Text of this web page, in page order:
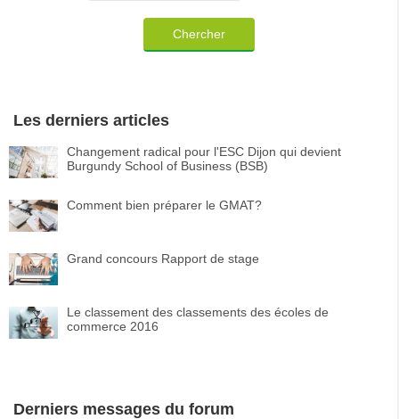
Chercher
Les derniers articles
Changement radical pour l'ESC Dijon qui devient
Burgundy School of Business (BSB)
Comment bien préparer le GMAT?
Grand concours Rapport de stage
Le classement des classements des écoles de
commerce 2016
Derniers messages du forum